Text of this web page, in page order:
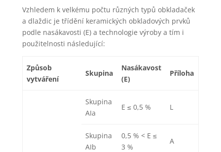
Vzhledem k velkému počtu různých typů obkladaček
a dlaždic je třídění keramických obkladových prvků
podle nasákavosti (E) a technologie výroby a tím i
použitelnosti následující:
Způsob
vytváření
Skupina
Nasákavost
(E)
Příloha
Skupina
AIa
E ≤ 0,5 % L
Skupina
AIb
0,5 % < E ≤
3 %
A